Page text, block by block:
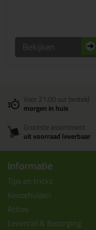
Bekijken
Voor 21:00 uur besteld
morgen in huis
Grootste assortiment
uit voorraad leverbaar
Informatie
Tips en tricks
Keuzehulpen
Acties
Levertijd & Bezorging